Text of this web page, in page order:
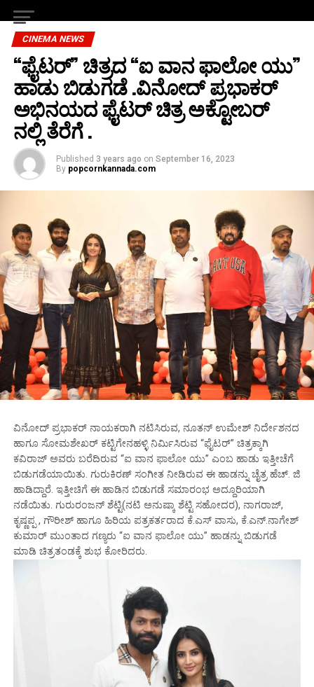
CINEMA NEWS
“ಫೈಟರ್” ಚಿತ್ರದ “ಐ ವಾನ ಫಾಲೋ ಯು”
ಹಾಡು ಬಿಡುಗಡೆ .ವಿನೋದ್ ಪ್ರಭಾಕರ್
ಅಭಿನಯದ ಫೈಟರ್ ಚಿತ್ರ ಅಕ್ಟೋಬರ್
ನಲ್ಲಿ ತೆರೆಗೆ .
Published 3 years ago on September 16, 2023
By popcornkannada.com
ವಿನೋದ್ ಪ್ರಭಾಕರ್ ನಾಯಕರಾಗಿ ನಟಿಸಿರುವ, ನೂತನ್ ಉಮೇಶ್ ನಿರ್ದೇಶನದ
ಹಾಗೂ ಸೋಮಶೇಖರ್ ಕಟ್ಟಿಗೇನಹಳ್ಳಿ ನಿರ್ಮಿಸಿರುವ “ಫೈಟರ್” ಚಿತ್ರಕ್ಕಾಗಿ
ಕವಿರಾಜ್ ಅವರು ಬರೆದಿರುವ “ಐ ವಾನ ಫಾಲೋ ಯು” ಎಂಬ ಹಾಡು ಇತ್ತೀಚೆಗೆ
ಬಿಡುಗಡೆಯಾಯಿತು. ಗುರುಕಿರಣ್ ಸಂಗೀತ ನೀಡಿರುವ ಈ ಹಾಡನ್ನು ಚೈತ್ರ ಹೆಚ್. ಜಿ
ಹಾಡಿದ್ದಾರೆ. ಇತ್ತೀಚಿಗೆ ಈ ಹಾಡಿನ ಬಿಡುಗಡೆ ಸಮಾರಂಭ ಅದ್ದೂರಿಯಾಗಿ
ನಡೆಯಿತು. ಗುರುರಂಜನ್ ಶೆಟ್ಟಿ(ನಟಿ ಅನುಷ್ಕಾ ಶೆಟ್ಟಿ ಸಹೋದರ), ನಾಗರಾಜ್,
ಕೃಷ್ಣಪ್ಪ , ಗೌರೀಶ್ ಹಾಗೂ ಹಿರಿಯ ಪತ್ರಕರ್ತರಾದ ಕೆ.ಎಸ್ ವಾಸು, ಕೆ.ಎನ್.ನಾಗೇಶ್
ಕುಮಾರ್ ಮುಂತಾದ ಗಣ್ಯರು “ಐ ವಾನ ಫಾಲೋ ಯು” ಹಾಡನ್ನು ಬಿಡುಗಡೆ
ಮಾಡಿ ಚಿತ್ರತಂಡಕ್ಕೆ ಶುಭ ಕೋರಿದರು.